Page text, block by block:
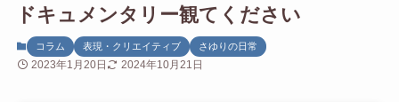
ドキュメンタリー観てください
コラム 表現・クリエイティブ さゆりの日常
2023年1月20日 2024年10月21日